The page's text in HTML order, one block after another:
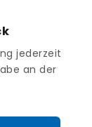
jederzeit
an der